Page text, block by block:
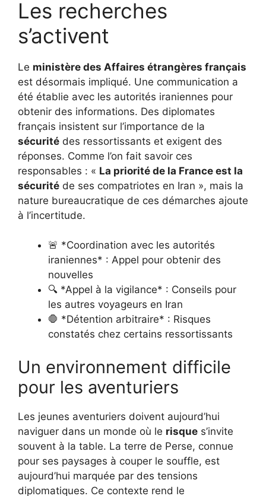
Les recherches
s’activent
Le ministère des Affaires étrangères français
est désormais impliqué. Une communication a
été établie avec les autorités iraniennes pour
obtenir des informations. Des diplomates
français insistent sur l’importance de la
sécurité des ressortissants et exigent des
réponses. Comme l’on fait savoir ces
responsables : « La priorité de la France est la
sécurité de ses compatriotes en Iran », mais la
nature bureaucratique de ces démarches ajoute
à l’incertitude.
🚨 *Coordination avec les autorités
iraniennes* : Appel pour obtenir des
nouvelles
🔍 *Appel à la vigilance* : Conseils pour
les autres voyageurs en Iran
🛑 *Détention arbitraire* : Risques
constatés chez certains ressortissants
Un environnement difficile
pour les aventuriers
Les jeunes aventuriers doivent aujourd’hui
naviguer dans un monde où le risque s’invite
souvent à la table. La terre de Perse, connue
pour ses paysages à couper le souffle, est
aujourd’hui marquée par des tensions
diplomatiques. Ce contexte rend le